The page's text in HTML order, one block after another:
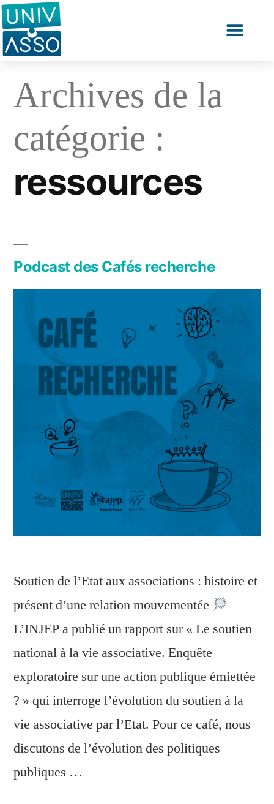
Archives de la
catégorie :
ressources
Podcast des Cafés recherche
Soutien de l’Etat aux associations : histoire et
présent d’une relation mouvementée
L’INJEP a publié un rapport sur « Le soutien
national à la vie associative. Enquête
exploratoire sur une action publique émiettée
? » qui interroge l’évolution du soutien à la
vie associative par l’Etat. Pour ce café, nous
discutons de l’évolution des politiques
publiques …